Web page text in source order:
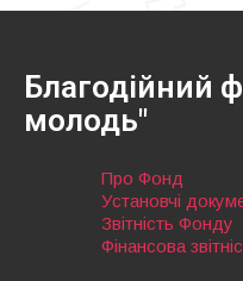
Благодійний
молодь"
Про Фонд
Установчі
Звітність Фонду
Фінансова